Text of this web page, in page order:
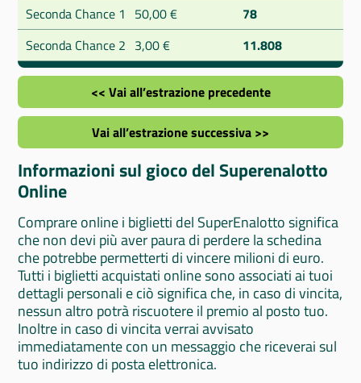
Seconda Chance 1 50,00 €
78
Seconda Chance 2 3,00 € 11.808
<< Vai all’estrazione precedente
Vai all’estrazione successiva >>
Informazioni sul gioco del Superenalotto
Online
Comprare online i biglietti del SuperEnalotto significa
che non devi più aver paura di perdere la schedina
che potrebbe permetterti di vincere milioni di euro.
Tutti i biglietti acquistati online sono associati ai tuoi
dettagli personali e ciò significa che, in caso di vincita,
nessun altro potrà riscuotere il premio al posto tuo.
Inoltre in caso di vincita verrai avvisato
immediatamente con un messaggio che riceverai sul
tuo indirizzo di posta elettronica.